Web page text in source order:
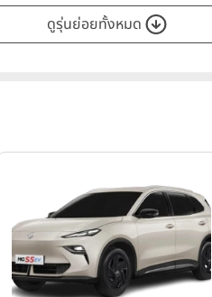
ดูรุ่นย่อยทั้งหมด